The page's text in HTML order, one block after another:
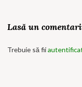
Lasă un
Trebuie să fii